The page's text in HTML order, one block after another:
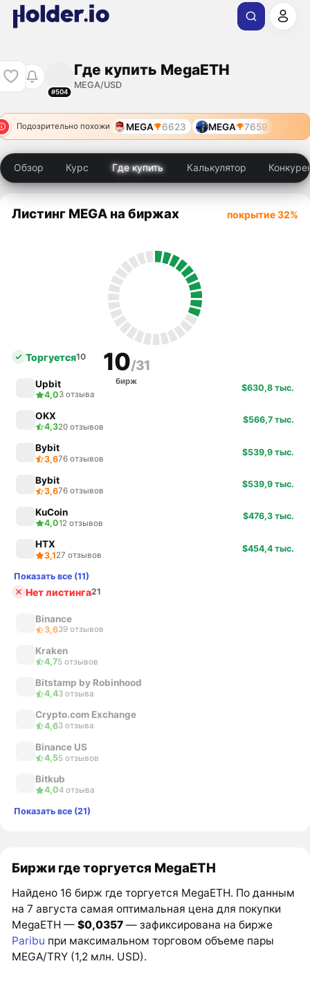
#504
Где купить MegaETH
MEGA/USD
Подозрительно похожи MEGA 6623 MEGA 7659
Обзор Курс Где купить Калькулятор
Листинг MEGA на биржах покрытие 32%
10/31
бирж
Торгуется10
Upbit
4,03 отзыва
$630,8 тыс.
OKX
4,320 отзывов
$566,7 тыс.
Bybit
3,676 отзывов
$539,9 тыс.
Bybit
3,676 отзывов
$539,9 тыс.
KuCoin
4,012 отзывов
$476,3 тыс.
HTX
3,127 отзывов
$454,4 тыс.
Показать все (11)
Нет листинга21
Binance
3,639 отзывов
Kraken
4,75 отзывов
Bitstamp by Robinhood
4,43 отзыва
Crypto.com Exchange
4,63 отзыва
Binance US
4,55 отзывов
Bitkub
4,04 отзыва
Показать все (21)
Биржи где торгуется MegaETH
Найдено 16 бирж где торгуется MegaETH. По данным
на 7 августа самая оптимальная цена для покупки
MegaETH —$0,0357 — зафиксирована на бирже
Paribu при максимальном торговом объеме пары
MEGA/TRY (1,2 млн. USD).